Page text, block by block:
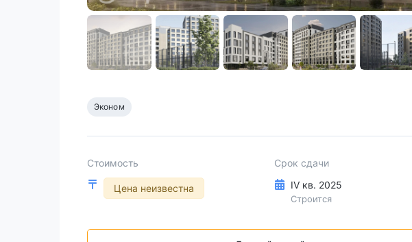
Эконом
Стоимость
Цена неизвестна
Срок сдачи
IV кв. 2025
Строится